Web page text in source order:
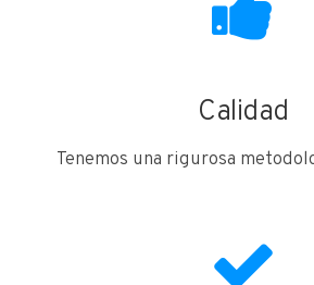
Calidad
Tenemos una rigurosa